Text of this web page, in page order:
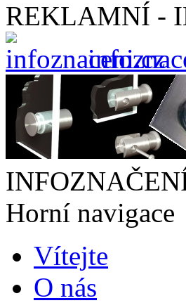
REKLAMNÍ -
Horní navigace
Vítejte
O nás